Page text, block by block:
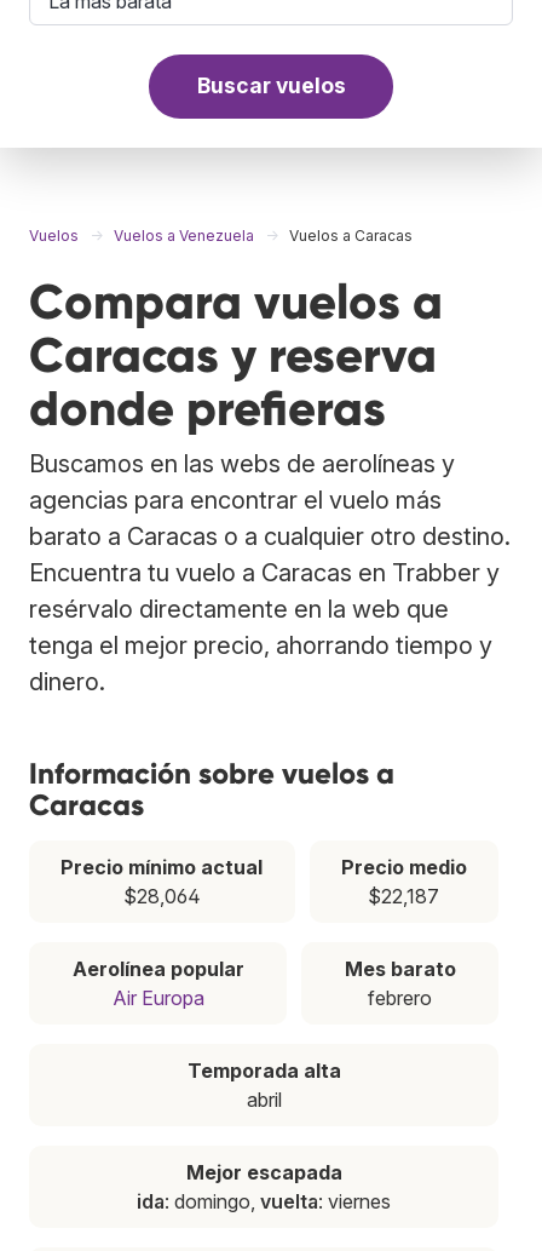
Buscar vuelos
Vuelos Vuelos a Venezuela Vuelos a Caracas
Compara vuelos a
Caracas y reserva
donde prefieras
Buscamos en las webs de aerolíneas y
agencias para encontrar el vuelo más
barato a Caracas o a cualquier otro destino.
Encuentra tu vuelo a Caracas en Trabber y
resérvalo directamente en la web que
tenga el mejor precio, ahorrando tiempo y
dinero.
Información sobre vuelos a
Caracas
Precio mínimo actual
$28,064
Precio medio
$22,187
Aerolínea popular
Air Europa
Mes barato
febrero
Temporada alta
abril
Mejor escapada
ida: domingo, vuelta: viernes